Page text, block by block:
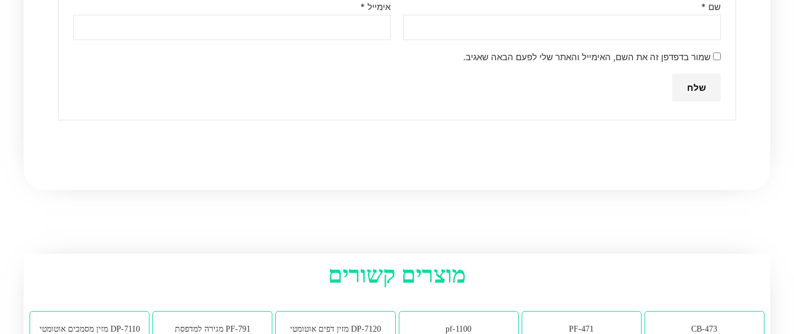
שם * אימייל *
שמור בדפדפן זה את השם, האימייל והאתר שלי לפעם הבאה שאגיב.
מוצרים קשורים
CB-473
PF-471
pf-1100 DP-7120 מזין דפים אוטומטי PF-791 מגירה למדפסת DP-7110 מזין מסמכים אוטומטי